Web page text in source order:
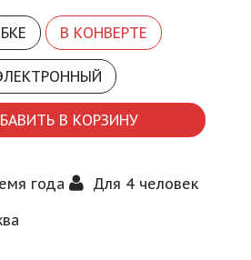
В КОНВЕРТЕ
В КОРЗИНУ
года
Для 4 человек